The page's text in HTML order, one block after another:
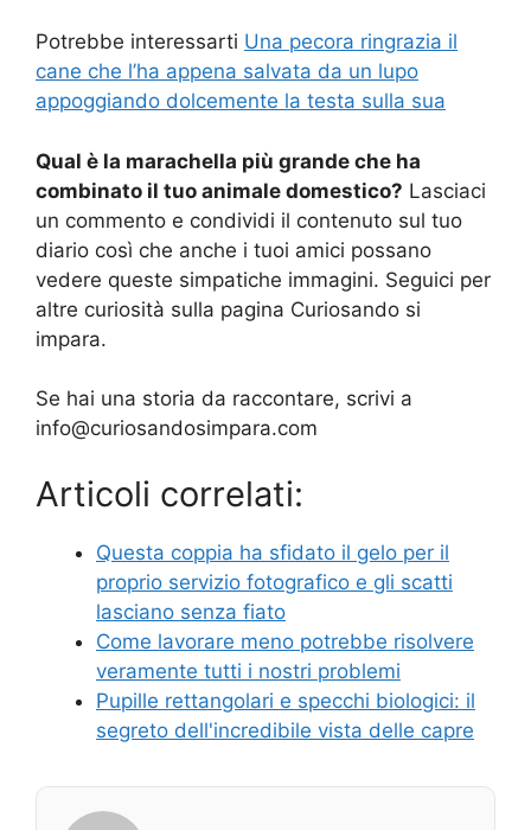
Potrebbe interessarti Una pecora ringrazia il
cane che l’ha appena salvata da un lupo
appoggiando dolcemente la testa sulla sua
Qual è la marachella più grande che ha
combinato il tuo animale domestico? Lasciaci
un commento e condividi il contenuto sul tuo
diario così che anche i tuoi amici possano
vedere queste simpatiche immagini. Seguici per
altre curiosità sulla pagina Curiosando si
impara.
Se hai una storia da raccontare, scrivi a
info@curiosandosimpara.com
Articoli correlati:
Questa coppia ha sfidato il gelo per il
proprio servizio fotografico e gli scatti
lasciano senza fiato
Come lavorare meno potrebbe risolvere
veramente tutti i nostri problemi
Pupille rettangolari e specchi biologici: il
segreto dell'incredibile vista delle capre